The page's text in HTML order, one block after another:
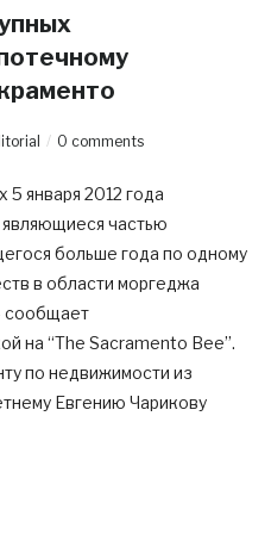
0 comments
января 2012 года
частью
больше года по одному
в области моргеджа
сообщает
на “The Sacramento Bee”.
по недвижимости из
Евгению Чарикову